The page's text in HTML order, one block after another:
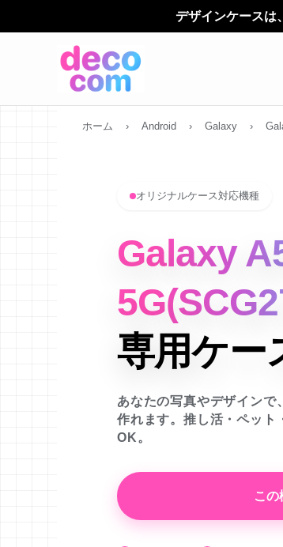
デザインケースは、 「デコカン（decocom）
ホーム › Android › Galaxy ›
オリジナルケース対応機種
Galaxy
専用ケー
あなたの写真やデザインで
作れます。推し活・ペット
OK。
この